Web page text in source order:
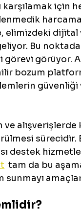
için
elimizdeki dijital
Bu
görevi görüyor.
bozum
güvenliği
ve
sürecidir.
destek
tam da bu
sunmayı